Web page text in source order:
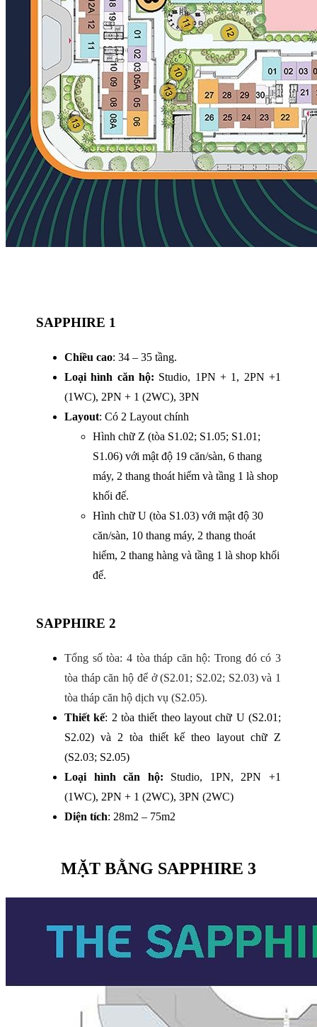
SAPPHIRE 1
Chiều cao: 34 – 35 tầng.
Loại hình căn hộ: Studio, 1PN + 1, 2PN +1
(1WC), 2PN + 1 (2WC), 3PN
Layout: Có 2 Layout chính
Hình chữ Z (tòa S1.02; S1.05; S1.01;
S1.06) với mật độ 19 căn/sàn, 6 thang
máy, 2 thang thoát hiểm và tầng 1 là shop
khối đế.
Hình chữ U (tòa S1.03) với mật độ 30
căn/sàn, 10 thang máy, 2 thang thoát
hiểm, 2 thang hàng và tầng 1 là shop khối
đế.
SAPPHIRE 2
Tổng số tòa: 4 tòa tháp căn hộ: Trong đó có 3
tòa tháp căn hộ để ở (S2.01; S2.02; S2.03) và 1
tòa tháp căn hộ dịch vụ (S2.05).
Thiết kế: 2 tòa thiết theo layout chữ U (S2.01;
S2.02) và 2 tòa thiết kế theo layout chữ Z
(S2.03; S2.05)
Loại hình căn hộ: Studio, 1PN, 2PN +1
(1WC), 2PN + 1 (2WC), 3PN (2WC)
Diện tích: 28m2 – 75m2
MẶT BẰNG SAPPHIRE 3